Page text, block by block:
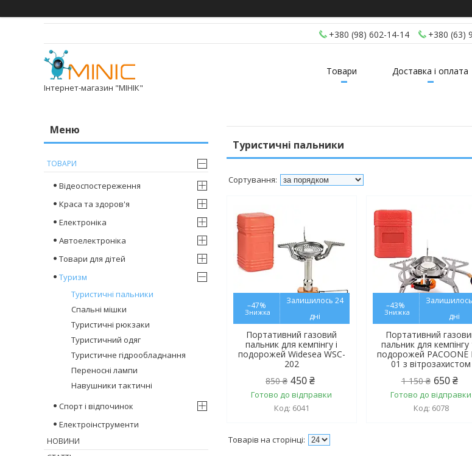
+380 (98) 602-14-14 +380 (63)
Інтернет-магазин "МІНІК"
Товари Доставка і оплата
Туристичні пальники
–47%
Залишилось 24
дні
Портативний газовий
пальник для кемпінгу і
подорожей Widesea WSC-
202
850 ₴ 450 ₴
Готово до відправки
6041
–43%
дні
Портативний
пальник для кемпінгу
подорожей PACOONE
01 з вітрозахистом
1 150 ₴ 650 ₴
Готово до відправки
6078
ТОВАРИ
Відеоспостереження
Краса та здоров'я
Електроніка
Автоелектроніка
Товари для дітей
Туризм
Туристичні пальники
Спальні мішки
Туристичні рюкзаки
Туристичний одяг
Туристичне гідрообладнання
Переносні лампи
Навушники тактичні
Спорт і відпочинок
Електроінструменти
НОВИНИ